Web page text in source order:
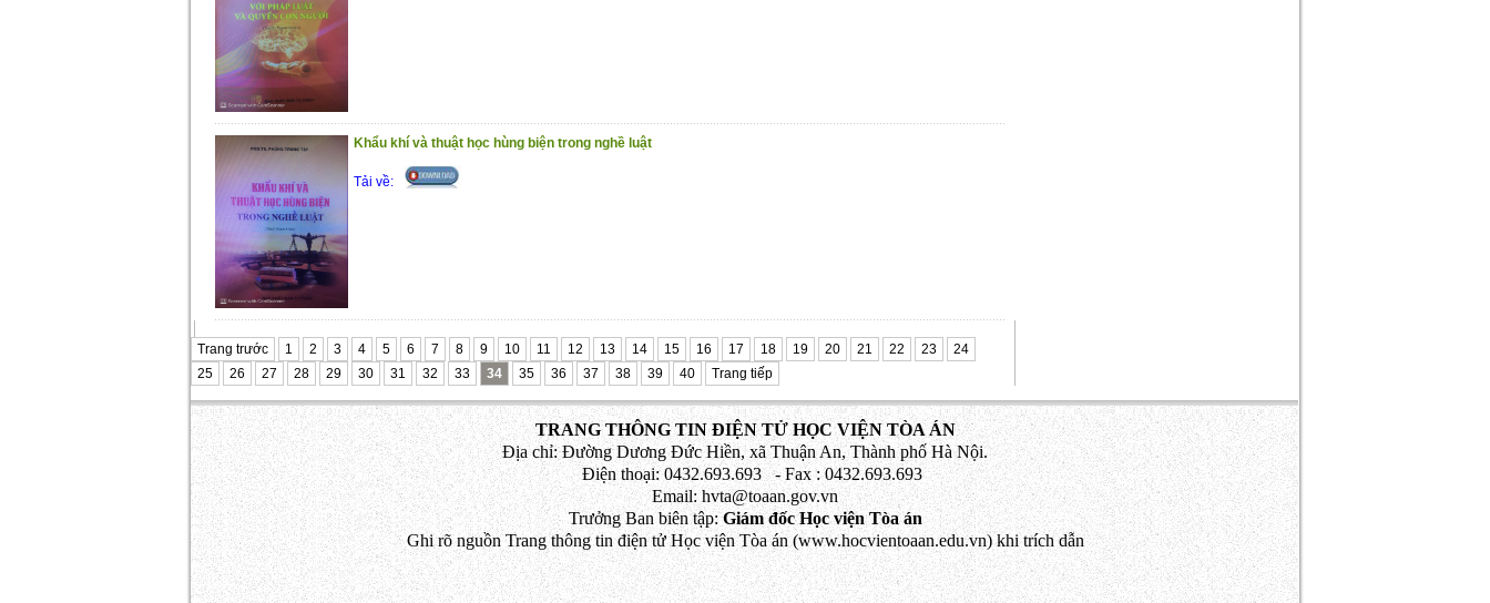
Khẩu khí và thuật học hùng biện trong nghề luật
Tải về:
Trang trước 1 2 3 4 5 6 7 8 9 10 11 12 13 14 15 16 17 18 19 20 21 22 23
24
25
26 27 28 29 30 31 32 33 34 35 36 37 38 39 40 Trang tiếp
TRANG THÔNG TIN ĐIỆN TỬ HỌC VIỆN TÒA ÁN
Địa chỉ: Đường Dương Đức Hiền, xã Thuận An, Thành phố Hà Nội.
Điện thoại: 0432.693.693 - Fax : 0432.693.693
Email: hvta@toaan.gov.vn
Trưởng Ban biên tập:Giám đốc Học viện Tòa án
Ghi rõ nguồn Trang thông tin điện tử Học viện Tòa án (www.hocvientoaan.edu.vn) khi trích dẫn